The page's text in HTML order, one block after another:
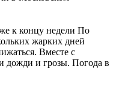
к концу недели По
жарких дней
Вместе с
дожди и грозы. Погода в